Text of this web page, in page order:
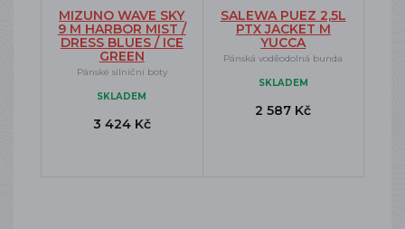
MIZUNO WAVE SKY
9 M HARBOR MIST /
DRESS BLUES / ICE
GREEN
Pánské silniční boty
SKLADEM
3 424 Kč
SALEWA PUEZ 2,5L
PTX JACKET M
YUCCA
Pánská voděodolná bunda
SKLADEM
2 587 Kč